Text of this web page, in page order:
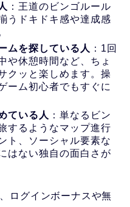
：王道のビンゴルール
うドキドキ感や達成感
ムを探している人 ：1回
や休憩時間など、ちょ
クッと楽しめます。操
ーム初心者でもすぐに
ている人 ：単なるビン
するようなマップ進行
ト、ソーシャル要素な
はない独自の面白さが
ログインボーナスや無